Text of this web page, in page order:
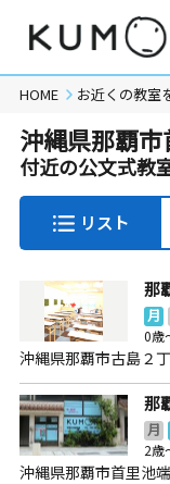
HOME お近くの教室
沖縄県那覇
付近の公文式教
リスト
那
月
0歳
沖縄県那覇市古島２
那
月
2歳
沖縄県那覇市首里池